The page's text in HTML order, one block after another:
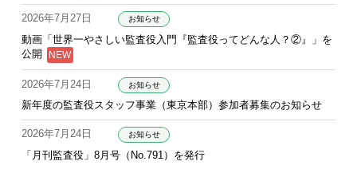
2026年7月27日 お知らせ
動画「世界一やさしい監査役入門『監査役ってどんな人？②』」を
公開
2026年7月24日 お知らせ
新年度の監査役スタッフ事業（東京本部）参加者募集のお知らせ
2026年7月24日 お知らせ
「月刊監査役」8月号（No.791）を発行